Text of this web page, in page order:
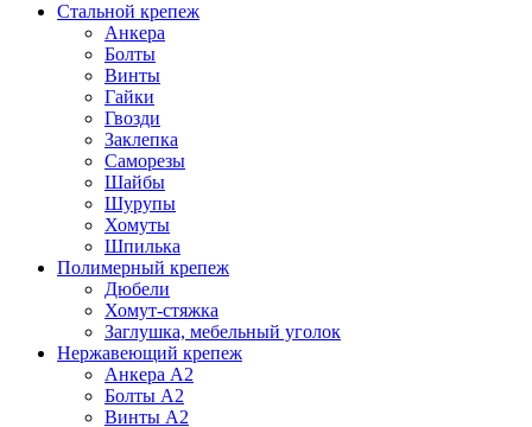
Стальной крепеж
Анкера
Болты
Винты
Гайки
Гвозди
Заклепка
Саморезы
Шайбы
Шурупы
Хомуты
Шпилька
Полимерный крепеж
Дюбели
Хомут-стяжка
Заглушка, мебельный уголок
Нержавеющий крепеж
Анкера А2
Болты А2
Винты А2